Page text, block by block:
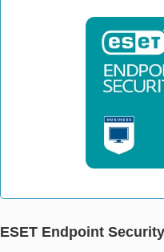
ESET Endpoint